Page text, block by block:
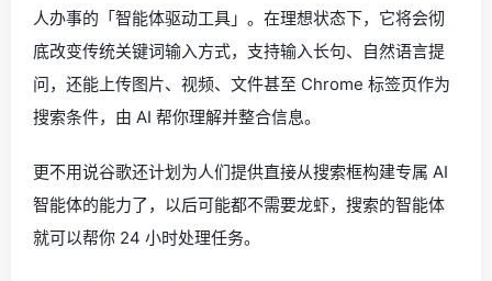
人办事的「智能体驱动工具」。在理想状态下，它将会彻
底改变传统关键词输入方式，支持输入长句、自然语言提
问，还能上传图片、视频、文件甚至 Chrome 标签页作为
搜索条件，由 AI 帮你理解并整合信息。
更不用说谷歌还计划为人们提供直接从搜索框构建专属 AI
智能体的能力了，以后可能都不需要龙虾，搜索的智能体
就可以帮你 24 小时处理任务。